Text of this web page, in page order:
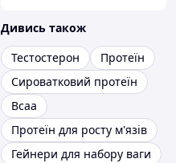
Дивись також
Тестостерон
Протеїн
Сироватковий протеїн
Bcaa
Протеїн для росту м'язів
Гейнери для набору ваги